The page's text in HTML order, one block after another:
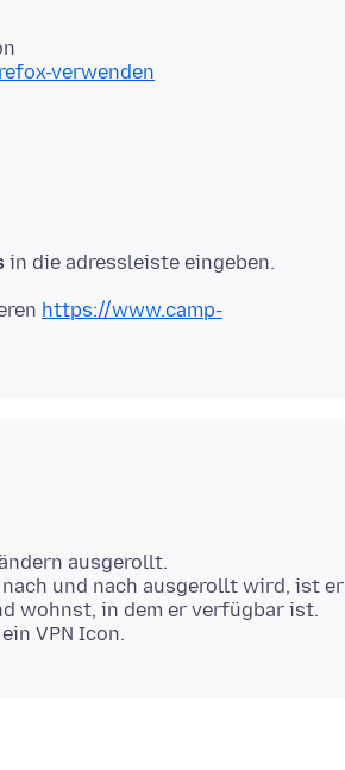
verwenden
https://www.camp-
ausgerollt.
und nach ausgerollt wird, ist er
wohnst, in dem er verfügbar ist.